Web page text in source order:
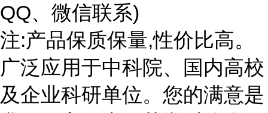
QQ、微信联系)
注:产品保质保量,性价比高。
广泛应用于中科院、国内高校
及企业科研单位。您的满意是